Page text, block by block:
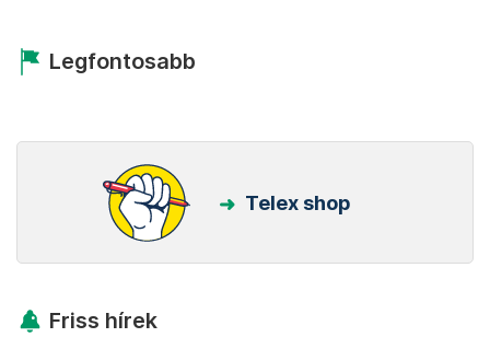
Legfontosabb
Telex shop
Friss hírek